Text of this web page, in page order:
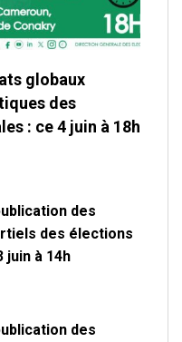
globaux
des
: ce 4 juin à 18h
des
des élections
juin à 14h
des